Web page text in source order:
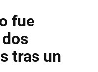
fue
tras un